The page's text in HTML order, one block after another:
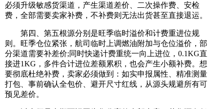
必须升级敏感货渠道，产生渠道差价、二次操作费、安检
费，全部需要卖家补费，不补费则无法出货甚至直接退运。
第四、第五根源分别是旺季临时溢价和计费重进位规
则。旺季仓位紧张，航司临时上调燃油附加与仓位溢价，部
分渠道需要补差价;同时快递计费重统一向上进位，0.1KG直
接进1KG，多件合计进位差额累积，也会产生小额补费。想
要彻底杜绝补费，卖家必须做到：如实申报属性、精准测量
打包、事前确认全包价、避开尺寸红线，从源头规避所有可
预见差价。